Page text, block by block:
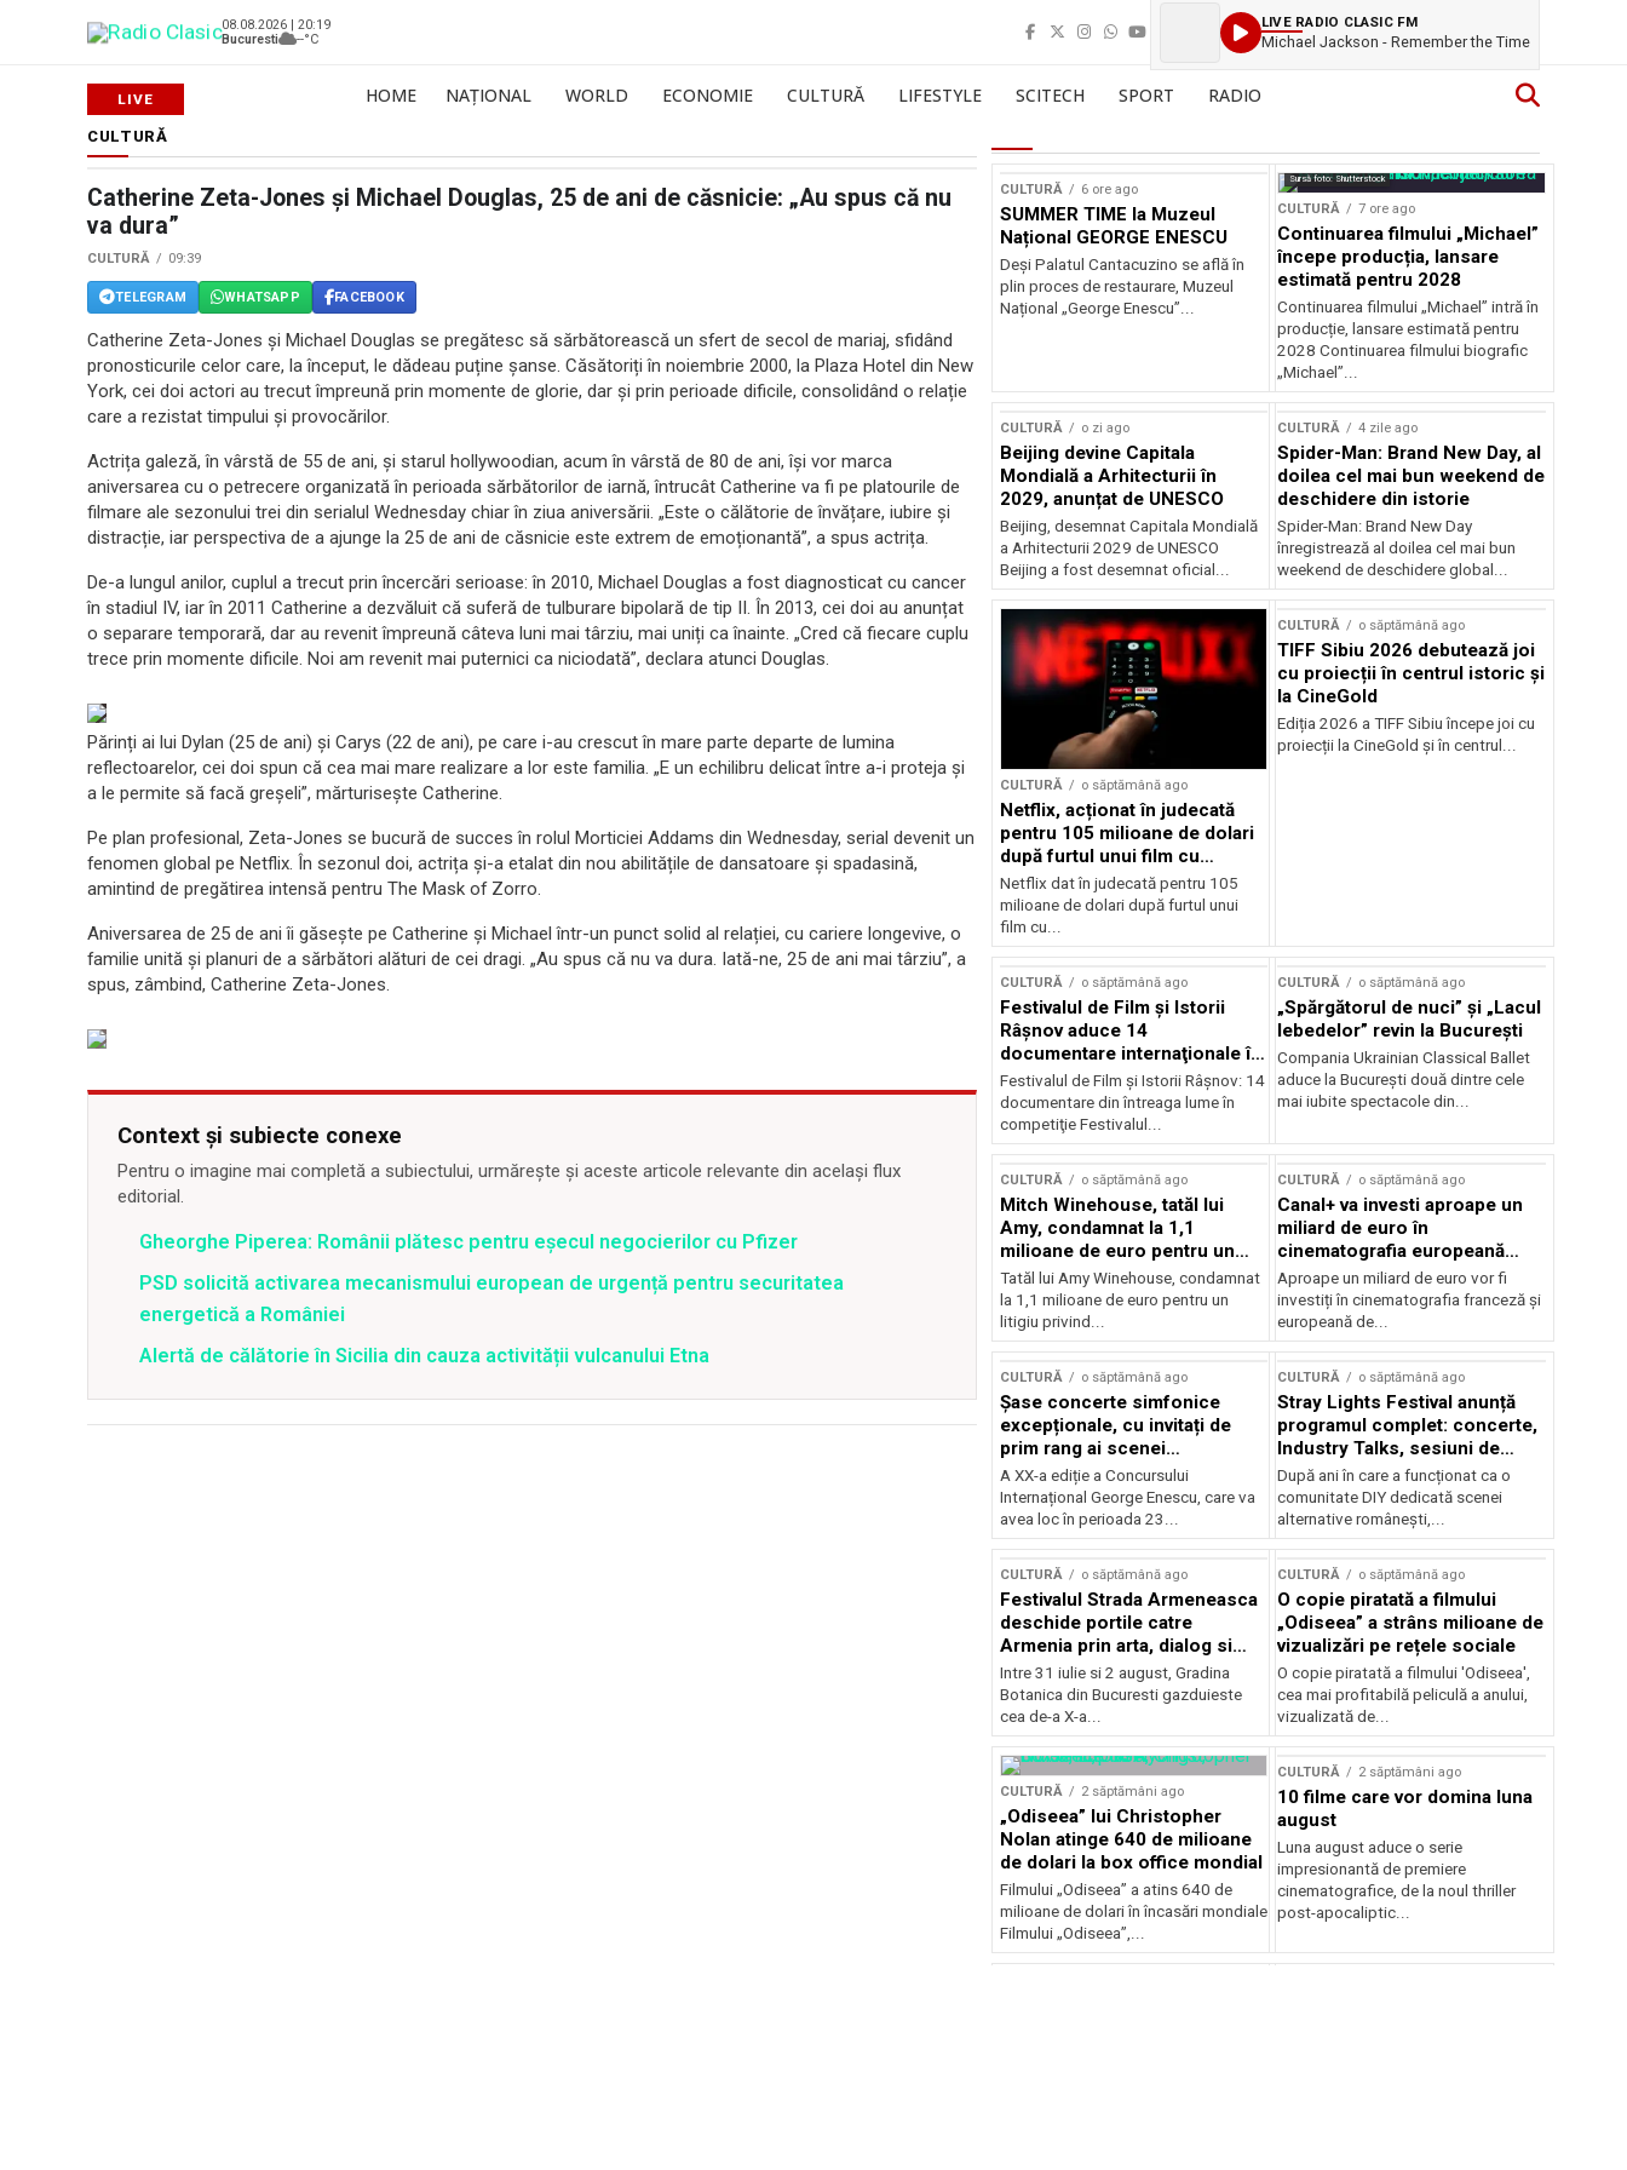
08.08.2026 | 20:19
Bucuresti
--°C
LIVE RADIO CLASIC FM
Michael Jackson - Remember the Time
HOME NAȚIONAL WORLD ECONOMIE CULTURĂ LIFESTYLE SCITECH SPORT RADIO
CULTURĂ
Catherine Zeta-Jones și Michael Douglas, 25 de ani de căsnicie: „Au spus că nu
va dura”
CULTURĂ 09:39
TELEGRAM WHATSAPP FACEBOOK
Catherine Zeta-Jones și Michael Douglas se pregătesc să sărbătorească un sfert de secol de mariaj, sfidând
pronosticurile celor care, la început, le dădeau puține șanse. Căsătoriți în noiembrie 2000, la Plaza Hotel din New
York, cei doi actori au trecut împreună prin momente de glorie, dar și prin perioade dificile, consolidând o relație
care a rezistat timpului și provocărilor.
Actrița galeză, în vârstă de 55 de ani, și starul hollywoodian, acum în vârstă de 80 de ani, își vor marca
aniversarea cu o petrecere organizată în perioada sărbătorilor de iarnă, întrucât Catherine va fi pe platourile de
filmare ale sezonului trei din serialul Wednesday chiar în ziua aniversării. „Este o călătorie de învățare, iubire și
distracție, iar perspectiva de a ajunge la 25 de ani de căsnicie este extrem de emoționantă”, a spus actrița.
De-a lungul anilor, cuplul a trecut prin încercări serioase: în 2010, Michael Douglas a fost diagnosticat cu cancer
în stadiul IV, iar în 2011 Catherine a dezvăluit că suferă de tulburare bipolară de tip II. În 2013, cei doi au anunțat
o separare temporară, dar au revenit împreună câteva luni mai târziu, mai uniți ca înainte. „Cred că fiecare cuplu
trece prin momente dificile. Noi am revenit mai puternici ca niciodată”, declara atunci Douglas.
Părinți ai lui Dylan (25 de ani) și Carys (22 de ani), pe care i-au crescut în mare parte departe de lumina
reflectoarelor, cei doi spun că cea mai mare realizare a lor este familia. „E un echilibru delicat între a-i proteja și
a le permite să facă greșeli”, mărturisește Catherine.
Pe plan profesional, Zeta-Jones se bucură de succes în rolul Morticiei Addams din Wednesday, serial devenit un
fenomen global pe Netflix. În sezonul doi, actrița și-a etalat din nou abilitățile de dansatoare și spadasină,
amintind de pregătirea intensă pentru The Mask of Zorro.
Aniversarea de 25 de ani îi găsește pe Catherine și Michael într-un punct solid al relației, cu cariere longevive, o
familie unită și planuri de a sărbători alături de cei dragi. „Au spus că nu va dura. Iată-ne, 25 de ani mai târziu”, a
spus, zâmbind, Catherine Zeta-Jones.
Context și subiecte conexe
Pentru o imagine mai completă a subiectului, urmărește și aceste articole relevante din același flux
editorial.
Gheorghe Piperea: Românii plătesc pentru eșecul negocierilor cu Pfizer
PSD solicită activarea mecanismului european de urgență pentru securitatea
energetică a României
Alertă de călătorie în Sicilia din cauza activității vulcanului Etna
CULTURĂ 6 ore ago
SUMMER TIME la Muzeul
Național GEORGE ENESCU
Deși Palatul Cantacuzino se află în
plin proces de restaurare, Muzeul
Național „George Enescu”...
Sursă foto: Shutterstock
CULTURĂ 7 ore ago
Continuarea filmului „Michael”
începe producția, lansare
estimată pentru 2028
Continuarea filmului „Michael” intră în
producție, lansare estimată pentru
2028 Continuarea filmului biografic
„Michael”...
CULTURĂ o zi ago
Beijing devine Capitala
Mondială a Arhitecturii în
2029, anunțat de UNESCO
Beijing, desemnat Capitala Mondială
a Arhitecturii 2029 de UNESCO
Beijing a fost desemnat oficial...
CULTURĂ 4 zile ago
Spider-Man: Brand New Day, al
doilea cel mai bun weekend de
deschidere din istorie
Spider-Man: Brand New Day
înregistrează al doilea cel mai bun
weekend de deschidere global...
CULTURĂ o săptămână ago
Netflix, acționat în judecată
pentru 105 milioane de dolari
după furtul unui film cu
Nicolas Cage
Netflix dat în judecată pentru 105
milioane de dolari după furtul unui
film cu...
CULTURĂ o săptămână ago
TIFF Sibiu 2026 debutează joi
cu proiecții în centrul istoric și
la CineGold
Ediția 2026 a TIFF Sibiu începe joi cu
proiecții la CineGold și în centrul...
CULTURĂ o săptămână ago
Festivalul de Film şi Istorii
Râşnov aduce 14
documentare internaţionale în
premieră
Festivalul de Film şi Istorii Râşnov: 14
documentare din întreaga lume în
competiţie Festivalul...
CULTURĂ o săptămână ago
„Spărgătorul de nuci” și „Lacul
lebedelor” revin la București
Compania Ukrainian Classical Ballet
aduce la București două dintre cele
mai iubite spectacole din...
CULTURĂ o săptămână ago
Mitch Winehouse, tatăl lui
Amy, condamnat la 1,1
milioane de euro pentru un
litigiu pierdut
Tatăl lui Amy Winehouse, condamnat
la 1,1 milioane de euro pentru un
litigiu privind...
CULTURĂ o săptămână ago
Canal+ va investi aproape un
miliard de euro în
cinematografia europeană
până în 2032
Aproape un miliard de euro vor fi
investiți în cinematografia franceză și
europeană de...
CULTURĂ o săptămână ago
Șase concerte simfonice
excepționale, cu invitați de
prim rang ai scenei
internaționale și ansambluri
orchestrale românești de
prestigiu, în programul
Concursului Enescu 2026
A XX-a ediție a Concursului
Internațional George Enescu, care va
avea loc în perioada 23...
CULTURĂ o săptămână ago
Stray Lights Festival anunță
programul complet: concerte,
Industry Talks, sesiuni de
audiție și noi opțiuni de
participare pentru public
După ani în care a funcționat ca o
comunitate DIY dedicată scenei
alternative românești,...
CULTURĂ o săptămână ago
Festivalul Strada Armeneasca
deschide portile catre
Armenia prin arta, dialog si
patrimoniu, intre 31 iulie si 2
august, la Gradina Botanica din
Bucuresti
Intre 31 iulie si 2 august, Gradina
Botanica din Bucuresti gazduieste
cea de-a X-a...
CULTURĂ o săptămână ago
O copie piratată a filmului
„Odiseea” a strâns milioane de
vizualizări pe rețele sociale
O copie piratată a filmului 'Odiseea',
cea mai profitabilă peliculă a anului,
vizualizată de...
CULTURĂ 2 săptămâni ago
„Odiseea” lui Christopher
Nolan atinge 640 de milioane
de dolari la box office mondial
Filmului „Odiseea” a atins 640 de
milioane de dolari în încasări mondiale
Filmului „Odiseea”,...
CULTURĂ 2 săptămâni ago
10 filme care vor domina luna
august
Luna august aduce o serie
impresionantă de premiere
cinematografice, de la noul thriller
post-apocaliptic...